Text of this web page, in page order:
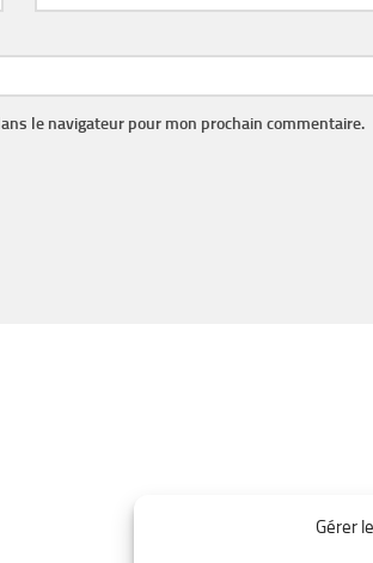
Gérer
le navigateur pour mon prochain commentaire.